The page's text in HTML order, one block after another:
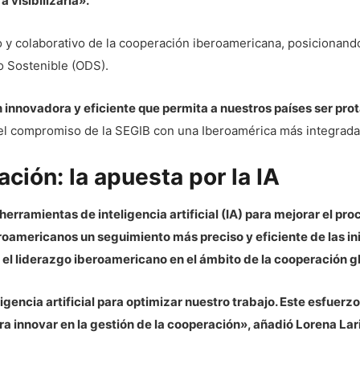
colaborativo de la cooperación iberoamericana,
(ODS).
y eficiente que permita a nuestros países ser
compromiso de la SEGIB con una Iberoamérica más
la apuesta por la IA
de inteligencia artificial (IA) para mejorar el
un seguimiento más preciso y eficiente de las
liderazgo iberoamericano en el ámbito de la cooperación
artificial para optimizar nuestro trabajo. Este
innovar en la gestión de la cooperación», añadió Lorena